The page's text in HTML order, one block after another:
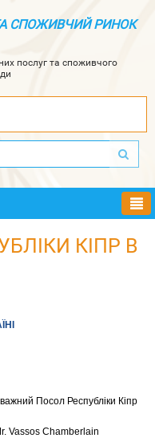
СПОЖИВЧИЙ РИНОК
послуг та споживчого
КІПР В
Посол Республіки Кіпр
Vassos Chamberlain